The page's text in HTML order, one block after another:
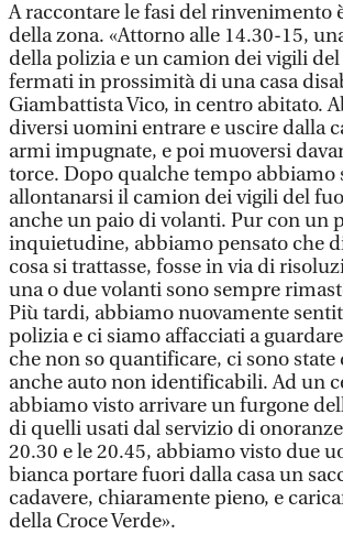
A raccontare le fasi del rinvenimento
della zona. «Attorno alle 14.30-15,
della polizia e un camion dei vigili
fermati in prossimità di una casa
Giambattista Vico, in centro abitato.
diversi uomini entrare e uscire dalla
armi impugnate, e poi muoversi
torce. Dopo qualche tempo abbiamo
allontanarsi il camion dei vigili del
anche un paio di volanti. Pur con un
inquietudine, abbiamo pensato che
cosa si trattasse, fosse in via di
una o due volanti sono sempre
Più tardi, abbiamo nuovamente
polizia e ci siamo affacciati a
che non so quantificare, ci sono state
anche auto non identificabili. Ad un
abbiamo visto arrivare un furgone
di quelli usati dal servizio di
20.30 e le 20.45, abbiamo visto due
bianca portare fuori dalla casa un
cadavere, chiaramente pieno, e
della Croce Verde».